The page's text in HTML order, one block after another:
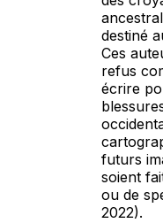
destiné
Ces
refus
écrire
futurs
soient
ou de
2022).